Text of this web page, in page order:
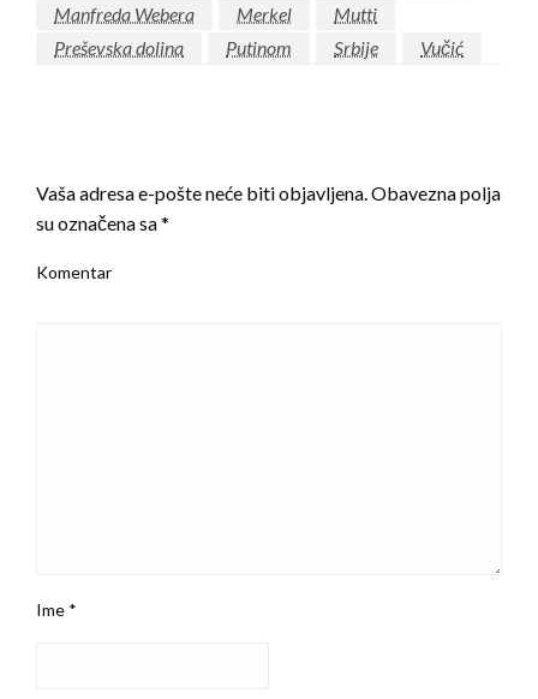
Manfreda Webera
Merkel
Mutti
Preševska dolina
Putinom Srbije Vučić
Vaša adresa e-pošte neće biti objavljena. Obavezna polja
su označena sa*
Komentar
Ime *